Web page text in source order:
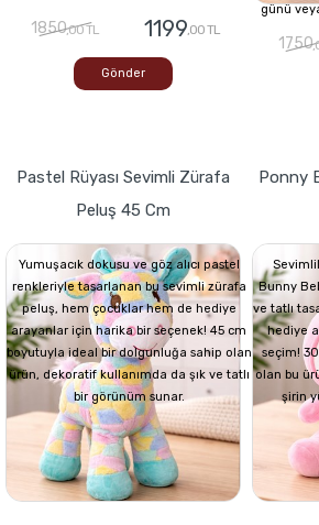
1850,00 TL 1199,00 TL
Gönder
günü
1750
Pastel Rüyası Sevimli Zürafa
Peluş 45 Cm
Yumuşacık dokusu ve göz alıcı pastel
renkleriyle tasarlanan bu sevimli zürafa
peluş, hem çocuklar hem de hediye
arayanlar için harika bir seçenek! 45 cm
boyutuyla ideal bir dolgunluğa sahip olan
ürün, dekoratif kullanımda da şık ve tatlı
bir görünüm sunar.
Ponny
Bunny
ve tatlı
hediye
seçim!
olan bu
şirin